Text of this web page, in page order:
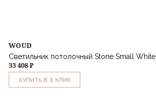
WOUD
Светильник потолочный Stone Small White
33 408 ₽
КУПИТЬ В 1 КЛИК